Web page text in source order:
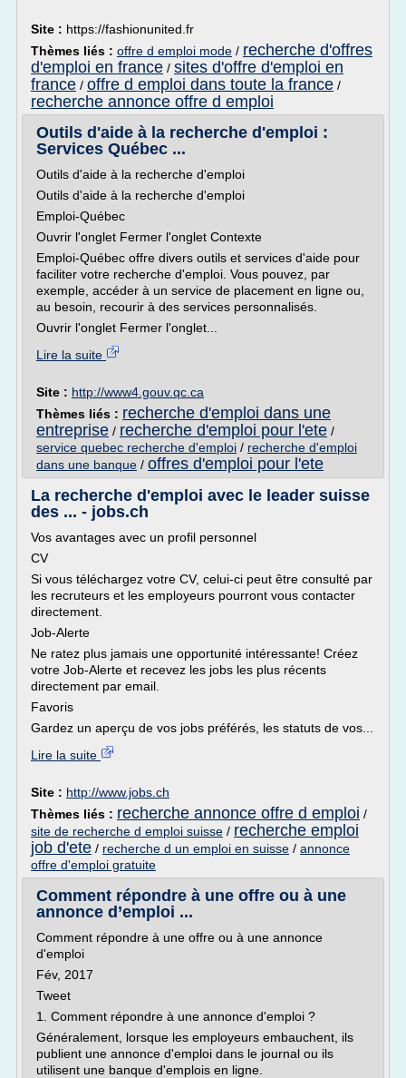
Site : https://fashionunited.fr
Thèmes liés : offre d emploi mode / recherche d'offres
d'emploi en france / sites d'offre d'emploi en
france / offre d emploi dans toute la france /
recherche annonce offre d emploi
Outils d'aide à la recherche d'emploi :
Services Québec ...
Outils d'aide à la recherche d'emploi
Outils d'aide à la recherche d'emploi
Emploi-Québec
Ouvrir l'onglet Fermer l'onglet Contexte
Emploi-Québec offre divers outils et services d'aide pour
faciliter votre recherche d'emploi. Vous pouvez, par
exemple, accéder à un service de placement en ligne ou,
au besoin, recourir à des services personnalisés.
Ouvrir l'onglet Fermer l'onglet...
Lire la suite
Site : http://www4.gouv.qc.ca
Thèmes liés : recherche d'emploi dans une
entreprise / recherche d'emploi pour l'ete /
service quebec recherche d'emploi / recherche d'emploi
dans une banque / offres d'emploi pour l'ete
La recherche d'emploi avec le leader suisse
des ... - jobs.ch
Vos avantages avec un profil personnel
CV
Si vous téléchargez votre CV, celui-ci peut être consulté par
les recruteurs et les employeurs pourront vous contacter
directement.
Job-Alerte
Ne ratez plus jamais une opportunité intéressante! Créez
votre Job-Alerte et recevez les jobs les plus récents
directement par email.
Favoris
Gardez un aperçu de vos jobs préférés, les statuts de vos...
Lire la suite
Site : http://www.jobs.ch
Thèmes liés : recherche annonce offre d emploi /
site de recherche d emploi suisse / recherche emploi
job d'ete / recherche d un emploi en suisse / annonce
offre d'emploi gratuite
Comment répondre à une offre ou à une
annonce d’emploi ...
Comment répondre à une offre ou à une annonce
d'emploi
Fév, 2017
Tweet
1. Comment répondre à une annonce d'emploi ?
Généralement, lorsque les employeurs embauchent, ils
publient une annonce d'emploi dans le journal ou ils
utilisent une banque d'emplois en ligne.